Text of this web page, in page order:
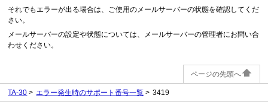
それでもエラーが出る場合は、ご使用のメールサーバーの状態を確認してくだ
さい。
メールサーバーの設定や状態については、メールサーバーの管理者にお問い合
わせください。
ページの先頭へ
TA-30 エラー発生時のサポート番号一覧 3419